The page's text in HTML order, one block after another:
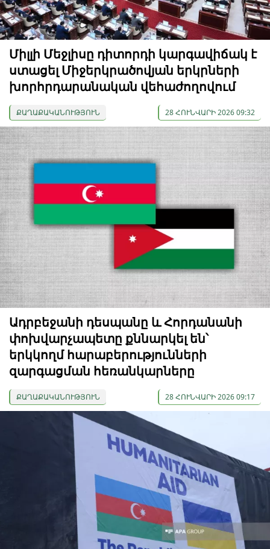
Միլլի Մեջլիսը դիտորդի կարգավիճակ է
ստացել Միջերկրածովյան երկրների
խորհրդարանական վեհաժողովում
ՔԱՂԱՔԱԿԱՆՈՒԹՅՈՒՆ 28 ՀՈՒՆՎԱՐԻ 2026 09:32
Ադրբեջանի դեսպանը և Հորդանանի
փոխվարչապետը քննարկել են՝
երկկողմ հարաբերությունների
զարգացման հեռանկարները
ՔԱՂԱՔԱԿԱՆՈՒԹՅՈՒՆ 28 ՀՈՒՆՎԱՐԻ 2026 09:17